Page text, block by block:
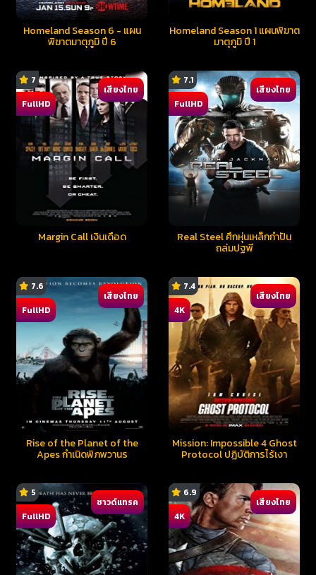
Homeland Season 6 - แผน
พิฆาตมาตุภูมิ ปี 6
Homeland Season 1 แผนพิฆาต
มาตุภูมิ ปี 1
7
FullHD
เสียงไทย
Margin Call เงินเดือด
7.1
FullHD
เสียงไทย
Real Steel ศึกหุ่นเหล็กกำปั้น
ถล่มปฐพี
7.6
FullHD
เสียงไทย
Rise of the Planet of the
Apes กำเนิดพิภพวานร
7.4
4K
เสียงไทย
Mission: Impossible 4 Ghost
Protocol ปฏิบัติการไร้เงา
5
FullHD
ซาวด์แทรค
6.9
4K
เสียงไทย